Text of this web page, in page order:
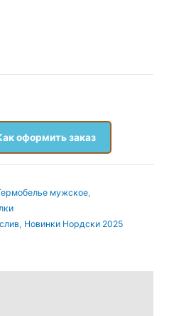
оформить заказ
мужское,
, Новинки Нордски 2025